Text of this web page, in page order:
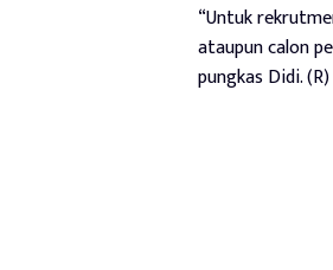
“Untuk
ataupun calon
pungkas Didi. (R)